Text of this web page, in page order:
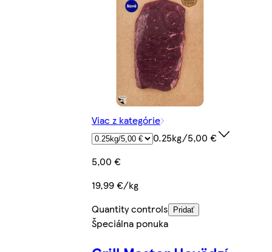
Viac z kategórie
0.25kg/5,00 €
5,00 €
19,99 €/kg
Quantity controls
Pridať
Špeciálna ponuka